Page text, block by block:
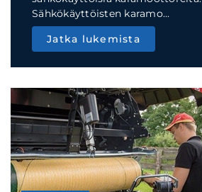
Sähkökäyttöisten karamo...
Jatka lukemista